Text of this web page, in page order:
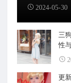
2024-05-30
三
性
更